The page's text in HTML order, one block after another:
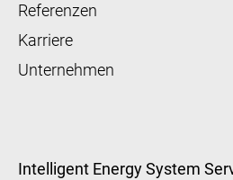
Referenzen
Karriere
Unternehmen
Intelligent Energy System